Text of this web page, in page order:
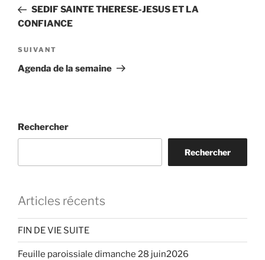
l’article
précédent
SEDIF SAINTE THERESE-JESUS ET LA
CONFIANCE
Article
suivant
SUIVANT
Agenda de la semaine
Rechercher
Rechercher
Articles récents
FIN DE VIE SUITE
Feuille paroissiale dimanche 28 juin2026